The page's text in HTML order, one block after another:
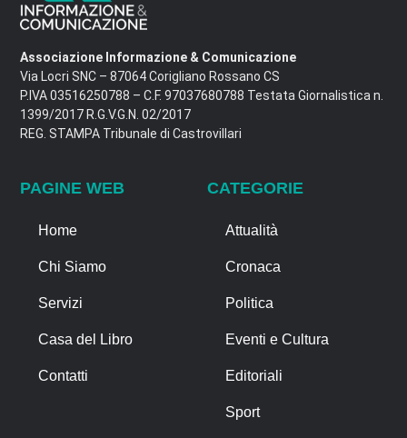
Associazione Informazione & Comunicazione
Via Locri SNC – 87064 Corigliano Rossano CS
P.IVA 03516250788 – C.F. 97037680788 Testata Giornalistica n.
1399/2017 R.G.V.G.N. 02/2017
REG. STAMPA Tribunale di Castrovillari
PAGINE WEB
Home
Chi Siamo
Servizi
Casa del Libro
Contatti
CATEGORIE
Attualità
Cronaca
Politica
Eventi e Cultura
Editoriali
Sport